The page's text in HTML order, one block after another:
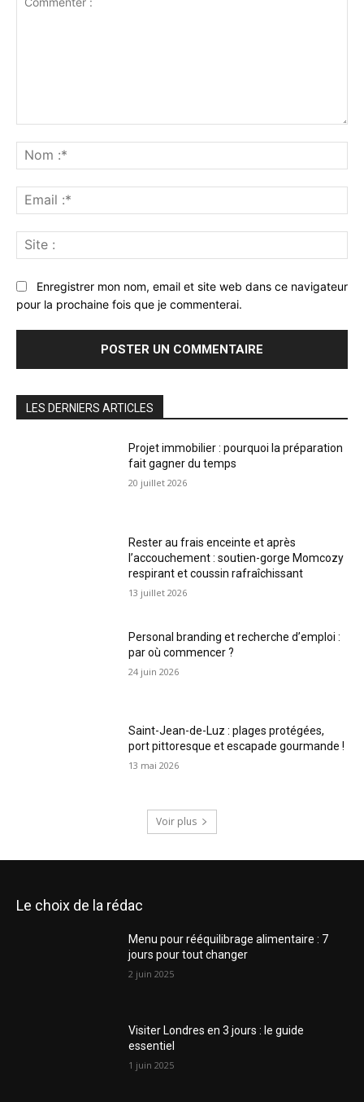
:*
:*
:
Enregistrer mon nom, email et site web dans ce navigateur
pour la prochaine fois que je commenterai.
LES DERNIERS ARTICLES
Projet immobilier : pourquoi la préparation
fait gagner du temps
20 juillet 2026
Rester au frais enceinte et après
l’accouchement : soutien-gorge Momcozy
respirant et coussin rafraîchissant
13 juillet 2026
Personal branding et recherche d’emploi :
par où commencer ?
24 juin 2026
Saint-Jean-de-Luz : plages protégées,
port pittoresque et escapade gourmande !
13 mai 2026
Voir plus
Le choix de la rédac
Menu pour rééquilibrage alimentaire : 7
jours pour tout changer
2 juin 2025
Visiter Londres en 3 jours : le guide
essentiel
1 juin 2025